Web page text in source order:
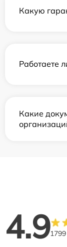
Какую
Работаете
Какие
4.9